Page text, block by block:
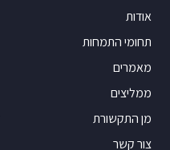
אודות
תחומי התמחות
מאמרים
ממליצים
מן התקשורת
צור קשר